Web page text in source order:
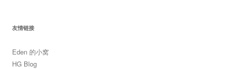
友情链接
Eden 的小窝
HG Blog